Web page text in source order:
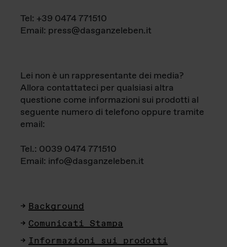
Tel: +39 0474 771510
Email: press@dasganzeleben.it
Lei non è un rappresentante dei media?
Allora contattateci per qualsiasi altra
questione come informazioni sui prodotti al
seguente numero di telefono oppure tramite
email:
Tel.: 0039 0474 771510
Email: info@dasganzeleben.it
Background
Comunicati Stampa
Informazioni sui prodotti